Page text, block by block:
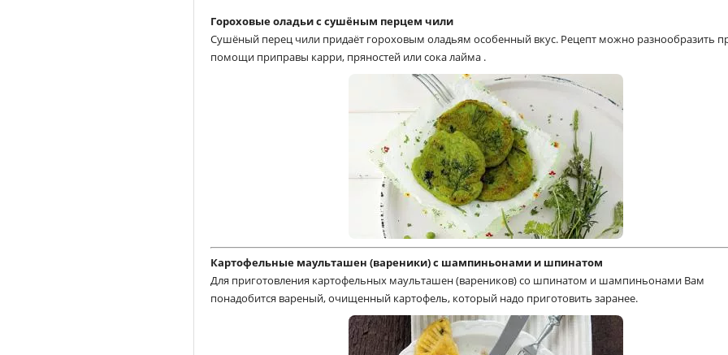
Гороховые оладьи с сушёным перцем чили
Сушёный перец чили придаёт гороховым оладьям особенный вкус. Рецепт можно разнообразить
помощи приправы карри, пряностей или сока лайма .
Картофельные маульташен (вареники) с шампиньонами и шпинатом
Для приготовления картофельных маульташен (вареников) со шпинатом и шампиньонами Вам
понадобится вареный, очищенный картофель, который надо приготовить заранее.